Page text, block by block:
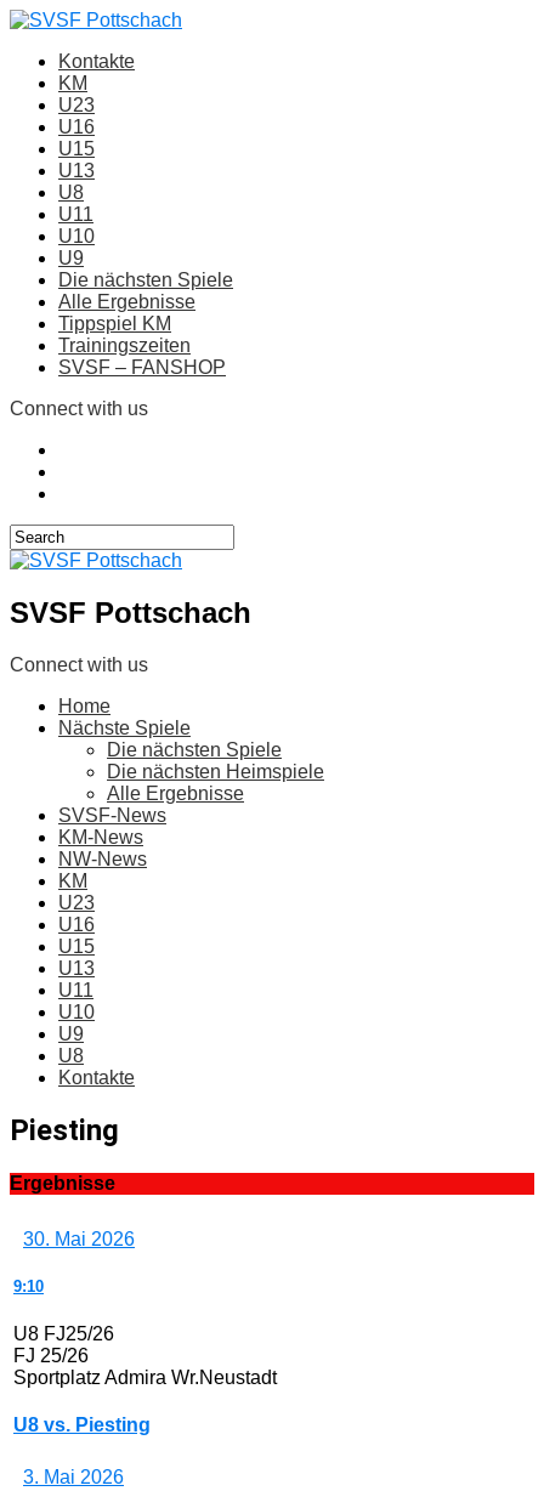
Kontakte
KM
U23
U16
U15
U13
U8
U11
U10
U9
Die nächsten Spiele
Alle Ergebnisse
Tippspiel KM
Trainingszeiten
SVSF – FANSHOP
Connect with us
SVSF Pottschach
Connect with us
Home
Nächste Spiele
Die nächsten Spiele
Die nächsten Heimspiele
Alle Ergebnisse
SVSF-News
KM-News
NW-News
KM
U23
U16
U15
U13
U11
U10
U9
U8
Kontakte
Piesting
Ergebnisse
30. Mai 2026
9:10
U8 FJ25/26
FJ 25/26
Sportplatz Admira Wr.Neustadt
U8 vs. Piesting
3. Mai 2026